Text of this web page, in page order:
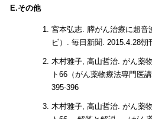
E.その他
宮本弘志. 膵がん治療に超音
ビ）. 毎日新聞. 2015.4.28朝
木村雅子, 高山哲治. がん薬
ト66（がん薬物療法専門医
395-396
木村雅子, 高山哲治. がん薬